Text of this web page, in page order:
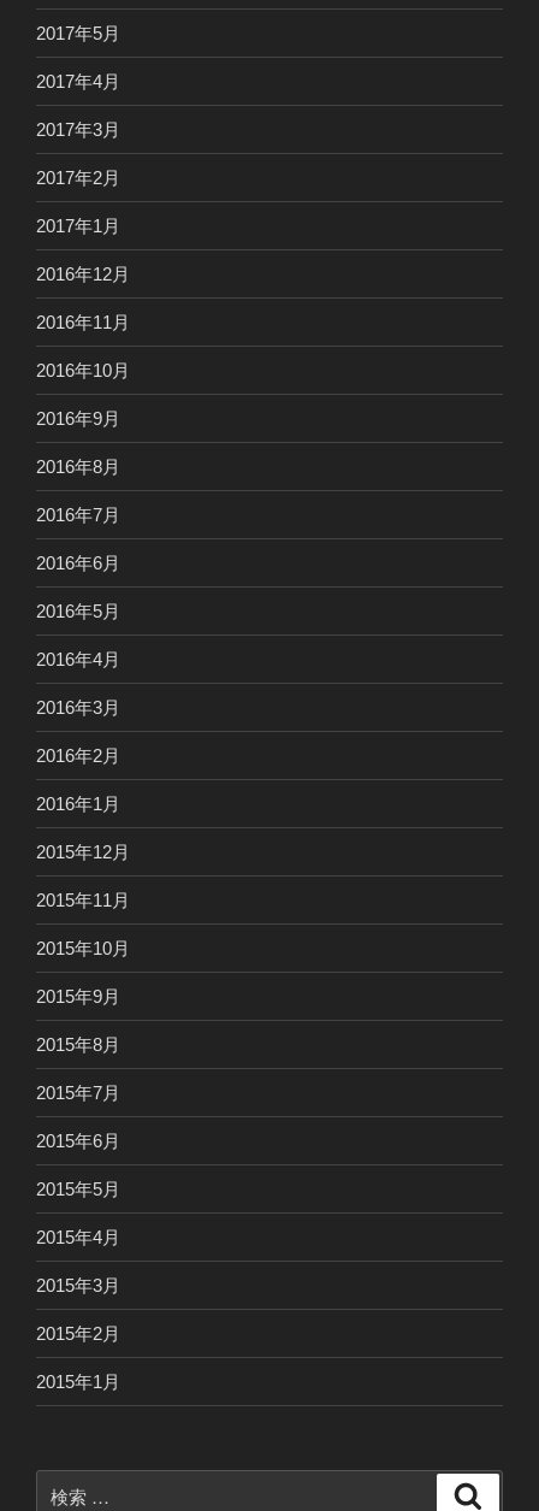
2017年5月
2017年4月
2017年3月
2017年2月
2017年1月
2016年12月
2016年11月
2016年10月
2016年9月
2016年8月
2016年7月
2016年6月
2016年5月
2016年4月
2016年3月
2016年2月
2016年1月
2015年12月
2015年11月
2015年10月
2015年9月
2015年8月
2015年7月
2015年6月
2015年5月
2015年4月
2015年3月
2015年2月
2015年1月